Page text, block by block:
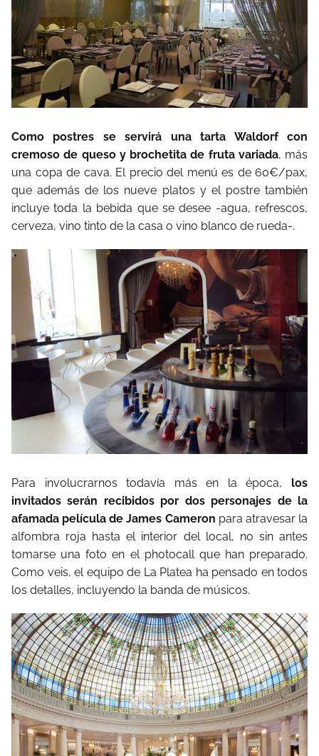
Como postres se servirá una tarta Waldorf con
cremoso de queso y brochetita de fruta variada, más
una copa de cava. El precio del menú es de 60€/pax,
que además de los nueve platos y el postre también
incluye toda la bebida que se desee -agua, refrescos,
cerveza, vino tinto de la casa o vino blanco de rueda-.
Para involucrarnos todavía más en la época, los
invitados serán recibidos por dos personajes de la
afamada película de James Cameron para atravesar la
alfombra roja hasta el interior del local, no sin antes
tomarse una foto en el photocall que han preparado.
Como veis, el equipo de La Platea ha pensado en todos
los detalles, incluyendo la banda de músicos.